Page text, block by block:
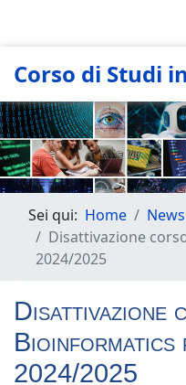
Corso di Studi
Sei qui: Home
News
Disattivazione
2024/2025
Disattivazione
Bioinformatics
2024/2025